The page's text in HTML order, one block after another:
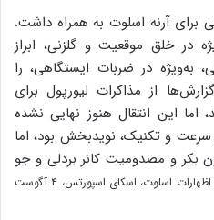
برای آرنه اسلوت به همراه داشت.
در خلق موقعیت و گلزنی، ابراز
به‌ویژه در ضربات ایستگاهی، را
از مذاکرات لیورپول برای
اما این انتقال هنوز نهایی نشده
و تکنیک، نویدبخش بود، اما
بکر و مصدومیت کانر بردلی و جو
منبع: اظهارات اسلوت، اسکای اسپورتس، ۴ آگوست